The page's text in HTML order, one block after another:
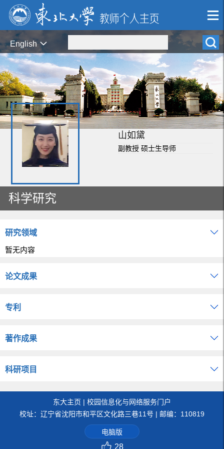
English
山如黛
副教授 硕士生导师
科学研究
研究领域
暂无内容
论文成果
专利
著作成果
科研项目
东大主页 | 校园信息化与网络服务门户
校址：辽宁省沈阳市和平区文化路三巷11号 | 邮编：110819
电脑版
28